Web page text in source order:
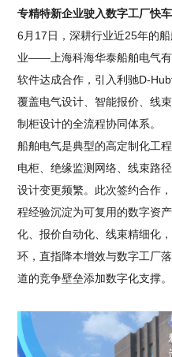
专精特新企业驶入数字工厂快车
6月17日，深耕行业近25年的
业——上海科海华泰船舶电气有
软件达成合作，引入利驰D-
覆盖电气设计、智能报价、线
制柜设计的全流程协同体系。
船舶电气是典型的高定制化工
电柜、绝缘监测网络、线束路
设计变更频繁。此次签约合作
程经验沉淀为可复用的数字资
化、报价自动化、线束精细化
环，直指降本增效与数字工厂
道的竞争壁垒添加数字化支撑。